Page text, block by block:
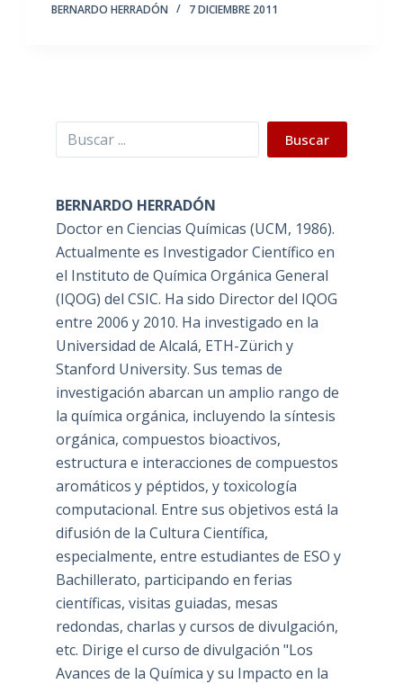
BERNARDO HERRADÓN 7 DICIEMBRE 2011
Buscar Buscar
BERNARDO HERRADÓN
Doctor en Ciencias Químicas (UCM, 1986).
Actualmente es Investigador Científico en
el Instituto de Química Orgánica General
(IQOG) del CSIC. Ha sido Director del IQOG
entre 2006 y 2010. Ha investigado en la
Universidad de Alcalá, ETH-Zürich y
Stanford University. Sus temas de
investigación abarcan un amplio rango de
la química orgánica, incluyendo la síntesis
orgánica, compuestos bioactivos,
estructura e interacciones de compuestos
aromáticos y péptidos, y toxicología
computacional. Entre sus objetivos está la
difusión de la Cultura Científica,
especialmente, entre estudiantes de ESO y
Bachillerato, participando en ferias
científicas, visitas guiadas, mesas
redondas, charlas y cursos de divulgación,
etc. Dirige el curso de divulgación "Los
Avances de la Química y su Impacto en la